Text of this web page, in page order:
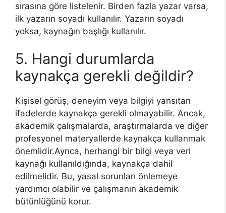
sırasına göre listelenir. Birden fazla yazar varsa,
ilk yazarın soyadı kullanılır. Yazarın soyadı
yoksa, kaynağın başlığı kullanılır.
5. Hangi durumlarda
kaynakça gerekli değildir?
Kişisel görüş, deneyim veya bilgiyi yansıtan
ifadelerde kaynakça gerekli olmayabilir. Ancak,
akademik çalışmalarda, araştırmalarda ve diğer
profesyonel materyallerde kaynakça kullanmak
önemlidir.Ayrıca, herhangi bir bilgi veya veri
kaynağı kullanıldığında, kaynakça dahil
edilmelidir. Bu, yasal sorunları önlemeye
yardımcı olabilir ve çalışmanın akademik
bütünlüğünü korur.